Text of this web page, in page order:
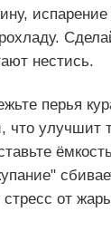
испарение
нестись.
перья
что улучшит
от